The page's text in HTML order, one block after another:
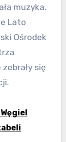
muzyka.
Lato
Ośrodek
się